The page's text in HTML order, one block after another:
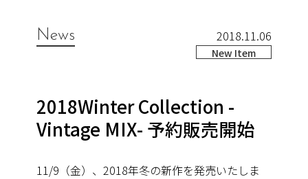
News 2018.11.06
New Item
2018Winter Collection -
Vintage MIX- 予約販売開始
11/9（金）、2018年冬の新作を発売いたしま